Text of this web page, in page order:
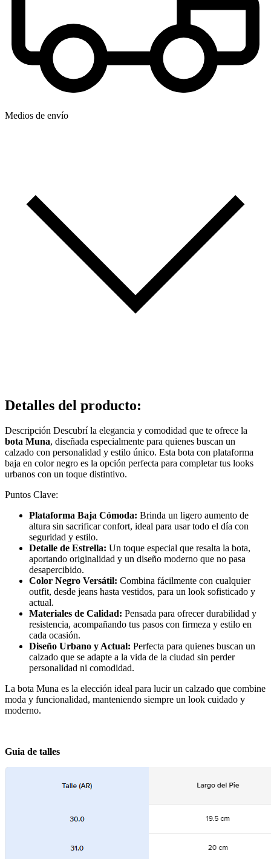
Medios de envío
Detalles del producto:
Descripción Descubrí la elegancia y comodidad que te ofrece la
bota Muna, diseñada especialmente para quienes buscan un
calzado con personalidad y estilo único. Esta bota con plataforma
baja en color negro es la opción perfecta para completar tus looks
urbanos con un toque distintivo.
Puntos Clave:
Plataforma Baja Cómoda: Brinda un ligero aumento de
altura sin sacrificar confort, ideal para usar todo el día con
seguridad y estilo.
Detalle de Estrella: Un toque especial que resalta la bota,
aportando originalidad y un diseño moderno que no pasa
desapercibido.
Color Negro Versátil: Combina fácilmente con cualquier
outfit, desde jeans hasta vestidos, para un look sofisticado y
actual.
Materiales de Calidad: Pensada para ofrecer durabilidad y
resistencia, acompañando tus pasos con firmeza y estilo en
cada ocasión.
Diseño Urbano y Actual: Perfecta para quienes buscan un
calzado que se adapte a la vida de la ciudad sin perder
personalidad ni comodidad.
La bota Muna es la elección ideal para lucir un calzado que combine
moda y funcionalidad, manteniendo siempre un look cuidado y
moderno.
Guia de talles